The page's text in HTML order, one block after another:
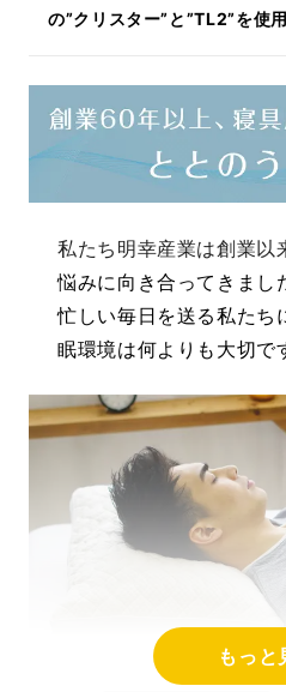
の”クリスター”と”TL2”を使用
私たち明幸産業は創業以
悩みに向き合ってきまし
忙しい毎日を送る私たち
眠環境は何よりも大切で
もっと